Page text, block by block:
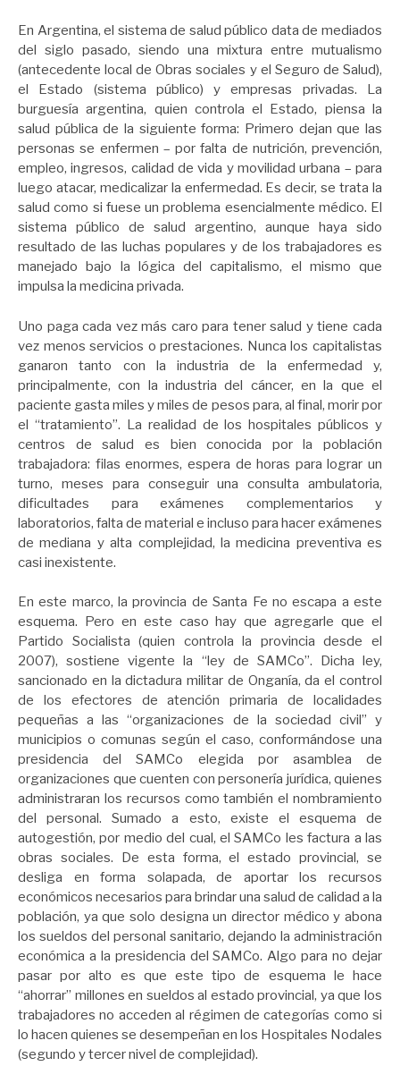
En Argentina, el sistema de salud público data de mediados
del siglo pasado, siendo una mixtura entre mutualismo
(antecedente local de Obras sociales y el Seguro de Salud),
el Estado (sistema público) y empresas privadas. La
burguesía argentina, quien controla el Estado, piensa la
salud pública de la siguiente forma: Primero dejan que las
personas se enfermen – por falta de nutrición, prevención,
empleo, ingresos, calidad de vida y movilidad urbana – para
luego atacar, medicalizar la enfermedad. Es decir, se trata la
salud como si fuese un problema esencialmente médico. El
sistema público de salud argentino, aunque haya sido
resultado de las luchas populares y de los trabajadores es
manejado bajo la lógica del capitalismo, el mismo que
impulsa la medicina privada.
Uno paga cada vez más caro para tener salud y tiene cada
vez menos servicios o prestaciones. Nunca los capitalistas
ganaron tanto con la industria de la enfermedad y,
principalmente, con la industria del cáncer, en la que el
paciente gasta miles y miles de pesos para, al final, morir por
el “tratamiento”. La realidad de los hospitales públicos y
centros de salud es bien conocida por la población
trabajadora: filas enormes, espera de horas para lograr un
turno, meses para conseguir una consulta ambulatoria,
dificultades para exámenes complementarios y
laboratorios, falta de material e incluso para hacer exámenes
de mediana y alta complejidad, la medicina preventiva es
casi inexistente.
En este marco, la provincia de Santa Fe no escapa a este
esquema. Pero en este caso hay que agregarle que el
Partido Socialista (quien controla la provincia desde el
2007), sostiene vigente la “ley de SAMCo”. Dicha ley,
sancionado en la dictadura militar de Onganía, da el control
de los efectores de atención primaria de localidades
pequeñas a las “organizaciones de la sociedad civil” y
municipios o comunas según el caso, conformándose una
presidencia del SAMCo elegida por asamblea de
organizaciones que cuenten con personería jurídica, quienes
administraran los recursos como también el nombramiento
del personal. Sumado a esto, existe el esquema de
autogestión, por medio del cual, el SAMCo les factura a las
obras sociales. De esta forma, el estado provincial, se
desliga en forma solapada, de aportar los recursos
económicos necesarios para brindar una salud de calidad a la
población, ya que solo designa un director médico y abona
los sueldos del personal sanitario, dejando la administración
económica a la presidencia del SAMCo. Algo para no dejar
pasar por alto es que este tipo de esquema le hace
“ahorrar” millones en sueldos al estado provincial, ya que los
trabajadores no acceden al régimen de categorías como si
lo hacen quienes se desempeñan en los Hospitales Nodales
(segundo y tercer nivel de complejidad).